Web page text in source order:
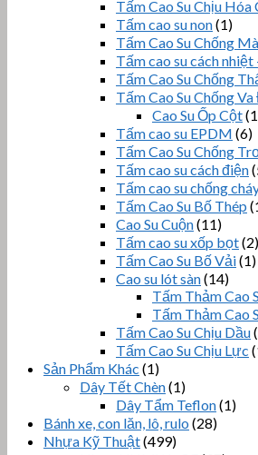
Tấm Cao Su Chịu Hóa
Tấm cao su non(1)
Tấm Cao Su Chống
Tấm cao su cách nhiệt
Tấm Cao Su Chống
Tấm Cao Su Chống
Cao Su Ốp Cột
Tấm cao su EPDM (6)
Tấm Cao Su Chống
Tấm cao su cách điện
Tấm cao su chống
Tấm Cao Su Bố Thép
Cao Su Cuộn(11)
Tấm cao su xốp bọt(2)
Tấm Cao Su Bố Vải(1)
Cao su lót sàn(14)
Tấm Thảm Cao
Tấm Thảm Cao
Tấm Cao Su Chịu Dầu
Tấm Cao Su Chịu Lực
Sản Phẩm Khác (1)
Dây Tết Chèn(1)
Dây Tẩm Teflon(1)
Bánh xe, con lăn, lô, rulo (28)
Nhựa Kỹ Thuật(499)